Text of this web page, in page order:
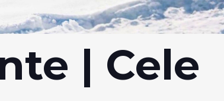
| Cele